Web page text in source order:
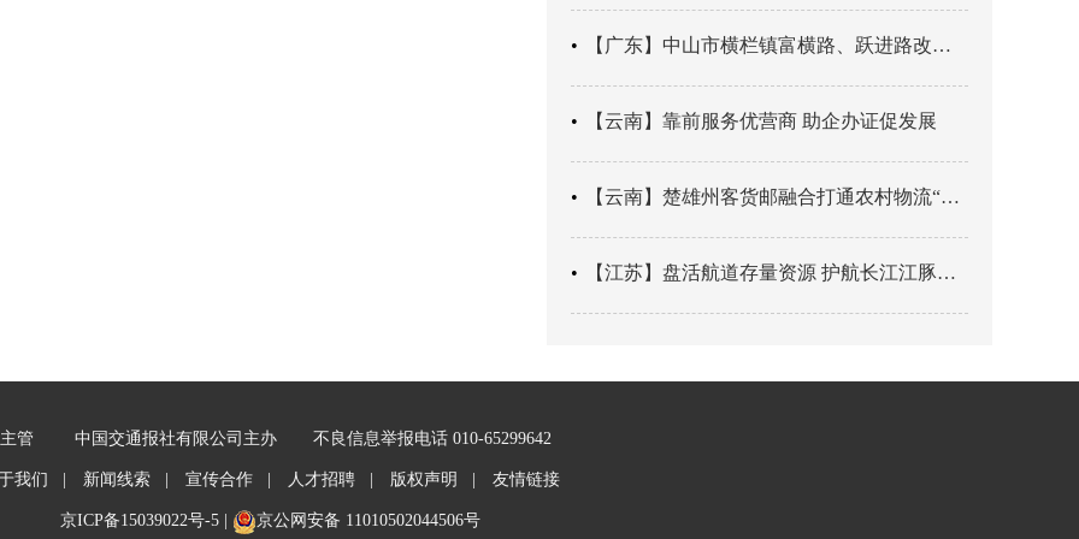
【广东】中山市横栏镇富横路、跃进路改造项目建成通车
【云南】靠前服务优营商 助企办证促发展
【云南】楚雄州客货邮融合打通农村物流“最后一公里”
【江苏】盘活航道存量资源 护航长江江豚栖息
管 中国交通报社有限公司主办 不良信息举报电话 010-65299642
我们 | 新闻线索 | 宣传合作 | 人才招聘 | 版权声明 | 友情链接
京ICP备15039022号-5| 京公网安备 11010502044506号